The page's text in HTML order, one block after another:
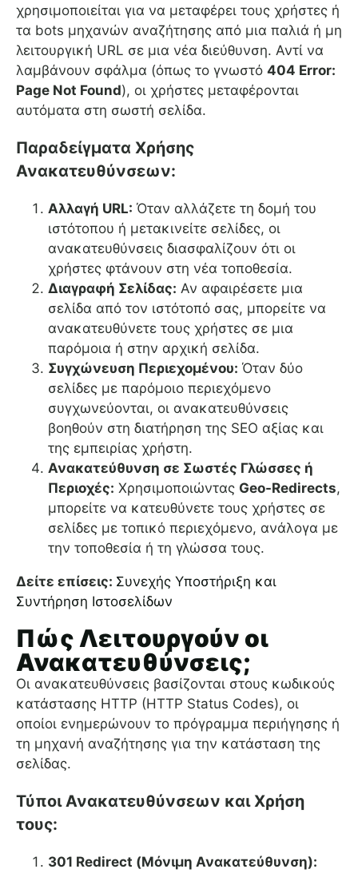
χρησιμοποιείται για να μεταφέρει τους χρήστες ή
τα bots μηχανών αναζήτησης από μια παλιά ή μη
λειτουργική URL σε μια νέα διεύθυνση. Αντί να
λαμβάνουν σφάλμα (όπως το γνωστό 404 Error:
Page Not Found), οι χρήστες μεταφέρονται
αυτόματα στη σωστή σελίδα.
Παραδείγματα Χρήσης
Ανακατευθύνσεων:
Αλλαγή URL: Όταν αλλάζετε τη δομή του
ιστότοπου ή μετακινείτε σελίδες, οι
ανακατευθύνσεις διασφαλίζουν ότι οι
χρήστες φτάνουν στη νέα τοποθεσία.
Διαγραφή Σελίδας: Αν αφαιρέσετε μια
σελίδα από τον ιστότοπό σας, μπορείτε να
ανακατευθύνετε τους χρήστες σε μια
παρόμοια ή στην αρχική σελίδα.
Συγχώνευση Περιεχομένου: Όταν δύο
σελίδες με παρόμοιο περιεχόμενο
συγχωνεύονται, οι ανακατευθύνσεις
βοηθούν στη διατήρηση της SEO αξίας και
της εμπειρίας χρήστη.
Ανακατεύθυνση σε Σωστές Γλώσσες ή
Περιοχές: Χρησιμοποιώντας Geo-Redirects,
μπορείτε να κατευθύνετε τους χρήστες σε
σελίδες με τοπικό περιεχόμενο, ανάλογα με
την τοποθεσία ή τη γλώσσα τους.
Δείτε επίσεις: Συνεχής Υποστήριξη και
Συντήρηση Ιστοσελίδων
Πώς Λειτουργούν οι
Ανακατευθύνσεις;
Οι ανακατευθύνσεις βασίζονται στους κωδικούς
κατάστασης HTTP (HTTP Status Codes), οι
οποίοι ενημερώνουν το πρόγραμμα περιήγησης ή
τη μηχανή αναζήτησης για την κατάσταση της
σελίδας.
Τύποι Ανακατευθύνσεων και Χρήση
τους:
301 Redirect (Μόνιμη Ανακατεύθυνση):